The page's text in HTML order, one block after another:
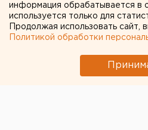
Голосование на выборах на
завершено.
Только что - в 20.00 - по
избирательные участки.
информация обрабатывается в
используется только для
Продолжая использовать сайт,
Политикой обработки